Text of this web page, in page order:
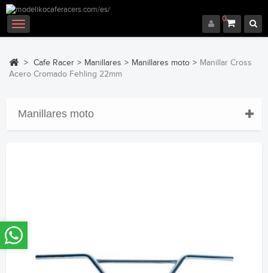
0
Navegación
Toggle
> Cafe Racer > Manillares > Manillares moto > Manillar Cross
Acero Cromado Fehling 22mm
Manillares moto